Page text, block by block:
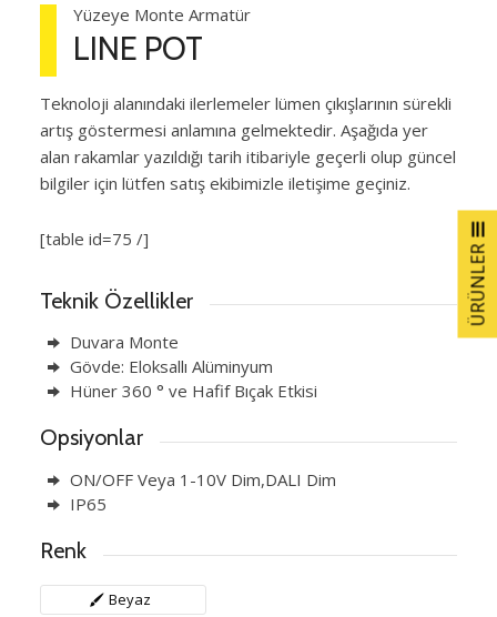
Yüzeye Monte Armatür
LINE POT
Teknoloji alanındaki ilerlemeler lümen çıkışlarının sürekli
artış göstermesi anlamına gelmektedir. Aşağıda yer
alan rakamlar yazıldığı tarih itibariyle geçerli olup güncel
bilgiler için lütfen satış ekibimizle iletişime geçiniz.
[table id=75 /]
Teknik Özellikler
Duvara Monte
Gövde: Eloksallı Alüminyum
Hüner 360 ° ve Hafif Bıçak Etkisi
Opsiyonlar
ON/OFF Veya 1-10V Dim,DALI Dim
IP65
Renk
Beyaz
ÜRÜNLER